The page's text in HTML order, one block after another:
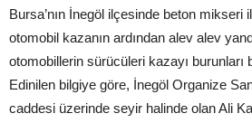
Bursa’nın İnegöl ilçesinde beton mikseri
otomobil kazanın ardından alev alev
otomobillerin sürücüleri kazayı burunları
Edinilen bilgiye göre, İnegöl Organize
caddesi üzerinde seyir halinde olan Ali